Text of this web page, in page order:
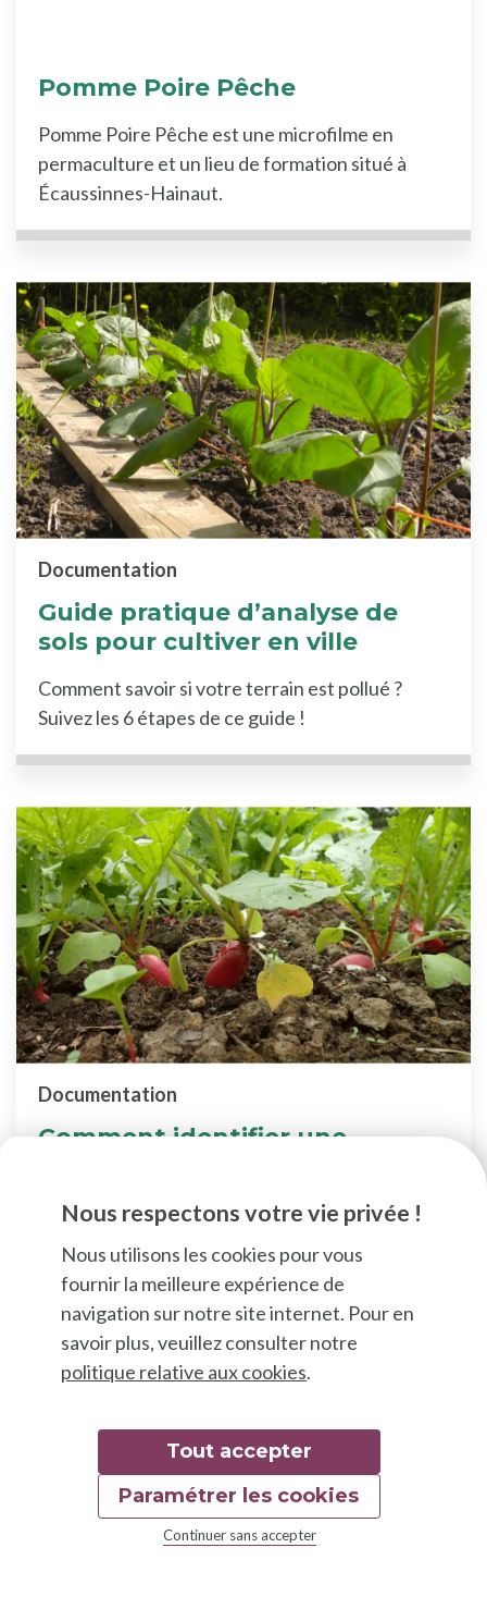
Nous respectons votre vie privée !
Nous utilisons les cookies pour vous
fournir la meilleure expérience de
navigation sur notre site internet. Pour en
savoir plus, veuillez consulter notre
politique relative aux cookies.
Tout accepter
Continuer sans accepter
Paramétrer les cookies
Pomme Poire Pêche
Pomme Poire Pêche est une microfilme en
permaculture et un lieu de formation situé à
Écaussinnes-Hainaut.
Guide pratique d’analyse de
sols pour cultiver en ville
Documentation
Comment savoir si votre terrain est pollué ?
Suivez les 6 étapes de ce guide !
Comment identifier une
Documentation
Cultivez vos légumes sur un sol sain !